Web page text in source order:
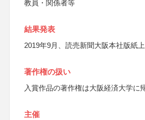
教員・関係者等
結果発表
2019年9月、読売新聞大阪本社版紙
著作権の扱い
入賞作品の著作権は大阪経済大学に
主催